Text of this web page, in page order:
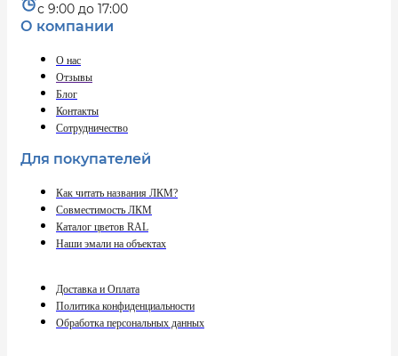
с 9:00 до 17:00
О компании
О нас
Отзывы
Блог
Контакты
Сотрудничество
Для покупателей
Как читать названия ЛКМ?
Совместимость ЛКМ
Каталог цветов RAL
Наши эмали на объектах
Доставка и Оплата
Политика конфиденциальности
Обработка персональных данных